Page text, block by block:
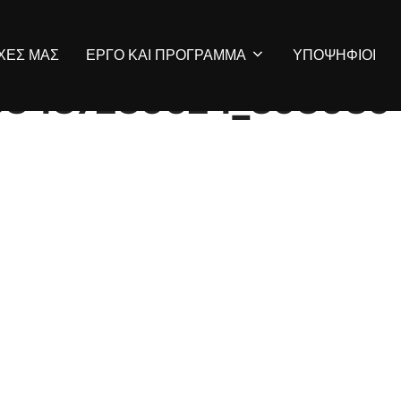
ΜΑΣ ΕΡΓΟ ΚΑΙ ΠΡΟΓΡΑΜΜΑ ΥΠΟΨΗΦΙΟΙ